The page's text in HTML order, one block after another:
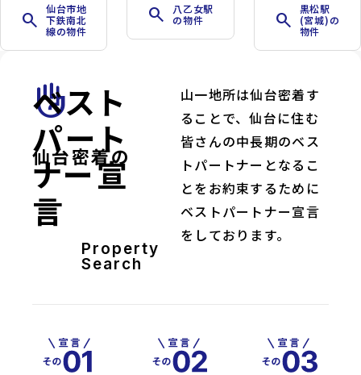
search
仙台市地
下鉄南北
線の物件
search
八乙女駅
の物件
search
黒松駅
(宮城)の
物件
front_hand
仙台密着の
ベスト
パート
ナー宣
言
Property
Search
山一地所は仙台密着す
ることで、仙台に住む
皆さんの中長期のベス
トパートナーとなるこ
とをお約束するために
ベストパートナー宣言
をしております。